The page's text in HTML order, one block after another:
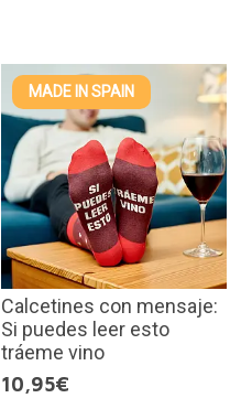
MADE IN SPAIN
Calcetines con mensaje:
Si puedes leer esto
tráeme vino
10,95€